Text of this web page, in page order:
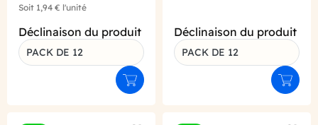
Soit 1,94 € l'unité
Déclinaison du produit
PACK DE 12
Ajouter au panier
Déclinaison du produit
PACK DE 12